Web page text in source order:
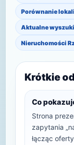
Porównanie
Aktualne
Nieruchomości
Krótkie
Co
Strona
zapytania
łącząc